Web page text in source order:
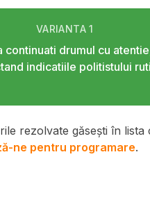
VARIANTA1
continuati drumul cu
indicatiile politistului
rezolvate găsești în
ne pentru programare.